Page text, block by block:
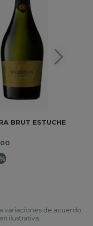
BRUT ESTUCHE
variaciones de acuerdo
ilustrativa.